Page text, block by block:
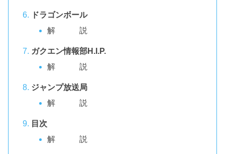
ドラゴンボール
解 説
ガクエン情報部H.I.P.
解 説
ジャンプ放送局
解 説
目次
解 説